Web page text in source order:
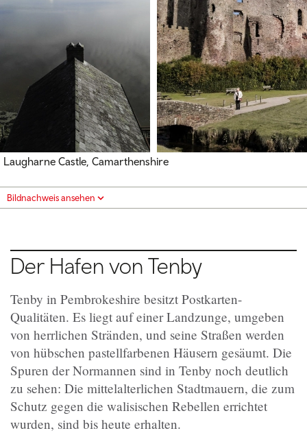
Laugharne Castle, Camarthenshire
Bildnachweis ansehen
Der Hafen von Tenby
Tenby in Pembrokeshire besitzt Postkarten-
Qualitäten. Es liegt auf einer Landzunge, umgeben
von herrlichen Stränden, und seine Straßen werden
von hübschen pastellfarbenen Häusern gesäumt. Die
Spuren der Normannen sind in Tenby noch deutlich
zu sehen: Die mittelalterlichen Stadtmauern, die zum
Schutz gegen die walisischen Rebellen errichtet
wurden, sind bis heute erhalten.